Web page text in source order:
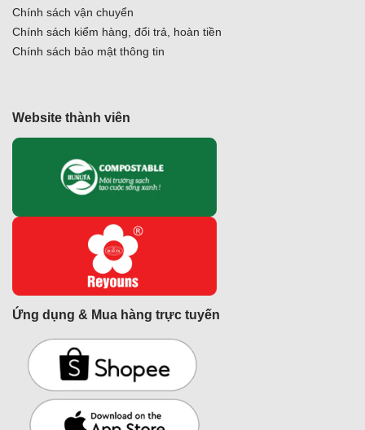
Chính sách vận chuyển
Chính sách kiểm hàng, đổi trả, hoàn tiền
Chính sách bảo mật thông tin
Website thành viên
Ứng dụng & Mua hàng trực tuyến